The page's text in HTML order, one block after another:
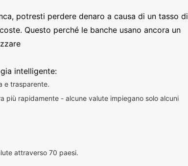
potresti perdere denaro a causa di un tasso di
Questo perché le banche usano ancora un
intelligente:
e trasparente.
più rapidamente - alcune valute impiegano solo alcuni
attraverso 70 paesi.